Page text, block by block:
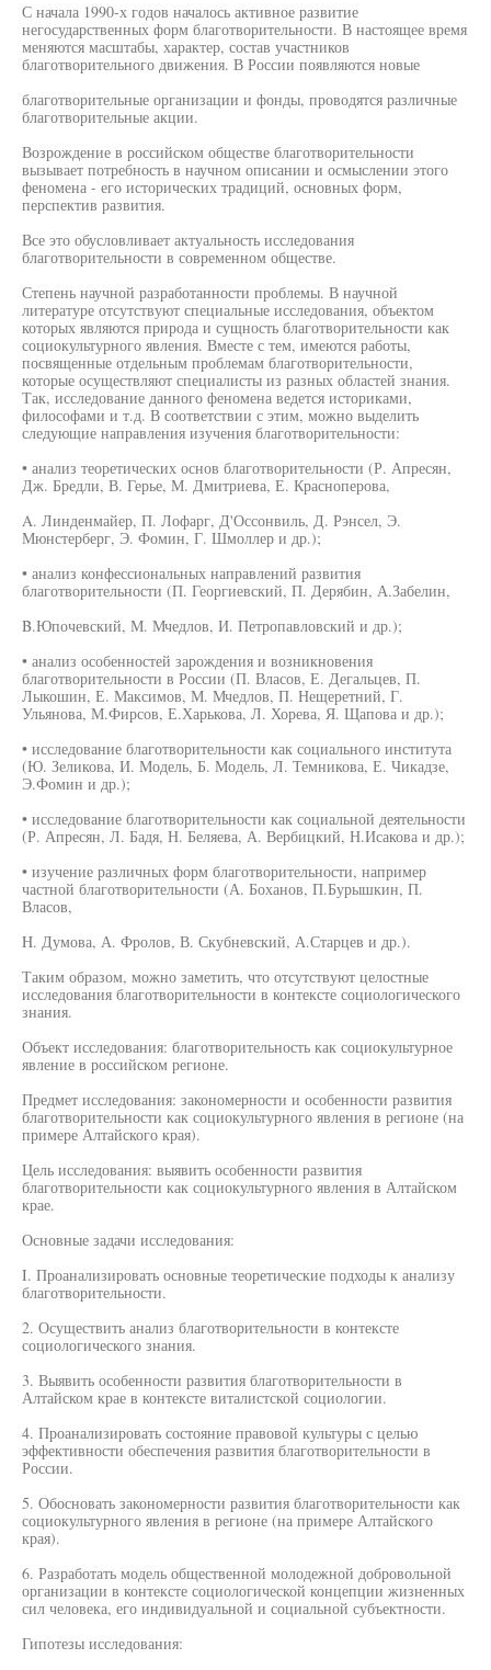
С начала 1990-х годов началось активное развитие
негосударственных форм благотворительности. В настоящее время
меняются масштабы, характер, состав участников
благотворительного движения. В России появляются новые
благотворительные организации и фонды, проводятся различные
благотворительные акции.
Возрождение в российском обществе благотворительности
вызывает потребность в научном описании и осмыслении этого
феномена - его исторических традиций, основных форм,
перспектив развития.
Все это обусловливает актуальность исследования
благотворительности в современном обществе.
Степень научной разработанности проблемы. В научной
литературе отсутствуют специальные исследования, объектом
которых являются природа и сущность благотворительности как
социокультурного явления. Вместе с тем, имеются работы,
посвященные отдельным проблемам благотворительности,
которые осуществляют специалисты из разных областей знания.
Так, исследование данного феномена ведется историками,
философами и т.д. В соответствии с этим, можно выделить
следующие направления изучения благотворительности:
• анализ теоретических основ благотворительности (Р. Апресян,
Дж. Бредли, В. Герье, М. Дмитриева, Е. Красноперова,
A. Линденмайер, П. Лофарг, Д'Оссонвиль, Д. Рэнсел, Э.
Мюнстерберг, Э. Фомин, Г. Шмоллер и др.);
• анализ конфессиональных направлений развития
благотворительности (П. Георгиевский, П. Дерябин, А.Забелин,
B.Юпочевский, М. Мчедлов, И. Петропавловский и др.);
• анализ особенностей зарождения и возникновения
благотворительности в России (П. Власов, Е. Дегальцев, П.
Лыкошин, Е. Максимов, М. Мчедлов, П. Нещеретний, Г.
Ульянова, М.Фирсов, Е.Харькова, Л. Хорева, Я. Щапова и др.);
• исследование благотворительности как социального института
(Ю. Зеликова, И. Модель, Б. Модель, Л. Темникова, Е. Чикадзе,
Э.Фомин и др.);
• исследование благотворительности как социальной деятельности
(Р. Апресян, Л. Бадя, Н. Беляева, А. Вербицкий, Н.Исакова и др.);
• изучение различных форм благотворительности, например
частной благотворительности (А. Боханов, П.Бурышкин, П.
Власов,
H. Думова, А. Фролов, В. Скубневский, А.Старцев и др.).
Таким образом, можно заметить, что отсутствуют целостные
исследования благотворительности в контексте социологического
знания.
Объект исследования: благотворительность как социокультурное
явление в российском регионе.
Предмет исследования: закономерности и особенности развития
благотворительности как социокультурного явления в регионе (на
примере Алтайского края).
Цель исследования: выявить особенности развития
благотворительности как социокультурного явления в Алтайском
крае.
Основные задачи исследования:
I. Проанализировать основные теоретические подходы к анализу
благотворительности.
2. Осуществить анализ благотворительности в контексте
социологического знания.
3. Выявить особенности развития благотворительности в
Алтайском крае в контексте виталистской социологии.
4. Проанализировать состояние правовой культуры с целью
эффективности обеспечения развития благотворительности в
России.
5. Обосновать закономерности развития благотворительности как
социокультурного явления в регионе (на примере Алтайского
края).
6. Разработать модель общественной молодежной добровольной
организации в контексте социологической концепции жизненных
сил человека, его индивидуальной и социальной субъектности.
Гипотезы исследования: